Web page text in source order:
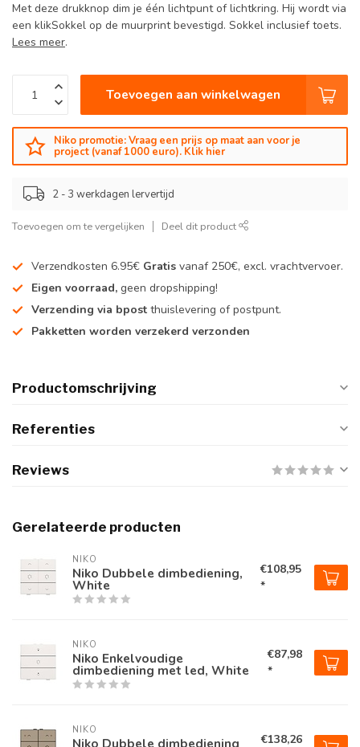
Met deze drukknop dim je één lichtpunt of lichtkring. Hij wordt via
een klikSokkel op de muurprint bevestigd. Sokkel inclusief toets.
Lees meer.
Toevoegen aan winkelwagen
Niko promotie: Vraag een prijs op maat aan voor je
project (vanaf 1000 euro). Klik hier
2 - 3 werkdagen lervertijd
Toevoegen om te vergelijken Deel dit product
Verzendkosten 6.95€ Gratis vanaf 250€, excl. vrachtvervoer.
Eigen voorraad, geen dropshipping!
Verzending via bpost thuislevering of postpunt.
Pakketten worden verzekerd verzonden
Productomschrijving
Referenties
Reviews
Gerelateerde producten
NIKO
Niko Dubbele dimbediening,
White
€108,95
*
NIKO
Niko Enkelvoudige
dimbediening met led, White
€87,98
*
NIKO
Niko Dubbele dimbediening €138,26